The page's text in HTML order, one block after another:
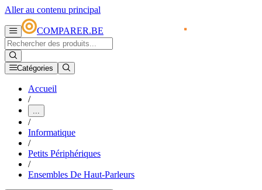
Aller au contenu principal
COMPARER.BE
Catégories
Accueil
/
...
/
Informatique
/
Petits Périphériques
/
Ensembles De Haut-Parleurs